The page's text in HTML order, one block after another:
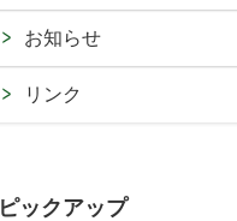
お知らせ
リンク
ピックアップ